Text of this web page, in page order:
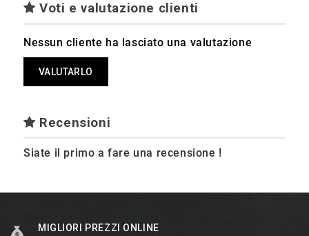
Voti e valutazione clienti
Nessun cliente ha lasciato una valutazione
VALUTARLO
Recensioni
Siate il primo a fare una recensione !
MIGLIORI PREZZI ONLINE